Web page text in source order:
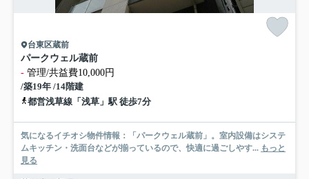
台東区蔵前
パークウェル蔵前
- 管理/共益費10,000円
/築19年 /14階建
都営浅草線「浅草」駅 徒歩7分
気になるイチオシ物件情報：「パークウェル蔵前」。室内設備はシステ
ムキッチン・洗面台などが揃っているので、快適に過ごしやす... もっと
見る